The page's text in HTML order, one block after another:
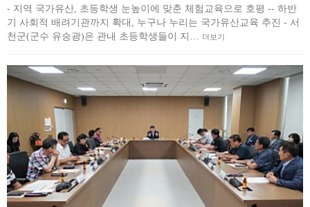
- 지역 국가유산, 초등학생 눈높이에 맞춘 체험교육으로 호평 -- 하반
기 사회적 배려기관까지 확대, 누구나 누리는 국가유산교육 추진 - 서
천군(군수 유승광)은 관내 초등학생들이 지…
더보기